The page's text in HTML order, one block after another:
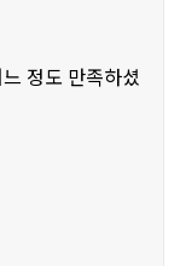
정도 만족하셨